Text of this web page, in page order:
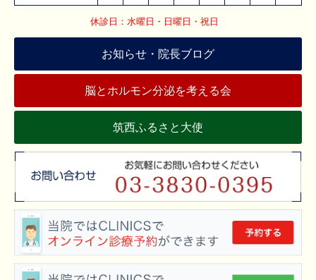
休診日：水曜日・日曜日・祝日
お知らせ・院長ブログ
脳とホルモン分泌を考える会
筑西ふるさと大使